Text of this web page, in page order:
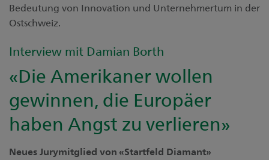
Bedeutung von Innovation und Unternehmertum in der
Ostschweiz.
Interview mit Damian Borth
«Die Amerikaner wollen
gewinnen, die Europäer
haben Angst zu verlieren»
Neues Jurymitglied von «Startfeld Diamant»